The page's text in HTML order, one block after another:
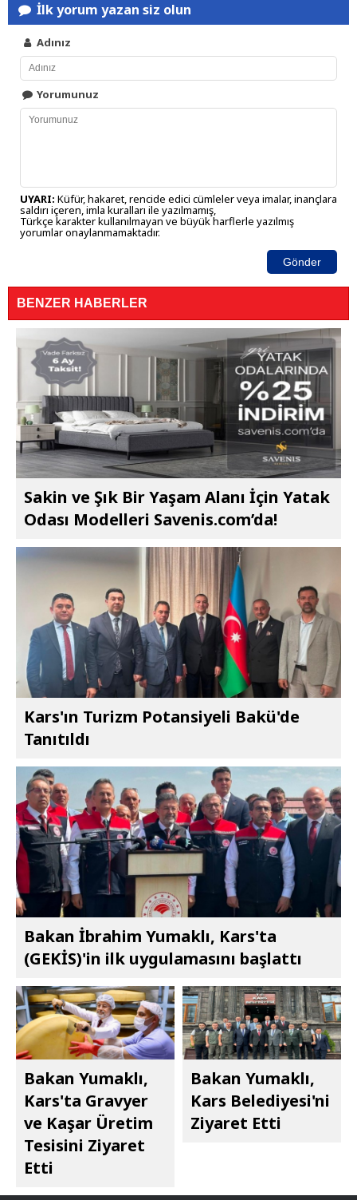
İlk yorum yazan siz olun
Adınız
Yorumunuz
UYARI: Küfür, hakaret, rencide edici cümleler veya imalar, inançlara
saldırı içeren, imla kuralları ile yazılmamış,
Türkçe karakter kullanılmayan ve büyük harflerle yazılmış
yorumlar onaylanmamaktadır.
Gönder
BENZER HABERLER
Sakin ve Şık Bir Yaşam Alanı İçin Yatak
Odası Modelleri Savenis.com’da!
Kars'ın Turizm Potansiyeli Bakü'de
Tanıtıldı
Bakan İbrahim Yumaklı, Kars'ta
(GEKİS)'in ilk uygulamasını başlattı
Bakan Yumaklı,
Kars'ta Gravyer
ve Kaşar Üretim
Tesisini Ziyaret
Etti
Bakan Yumaklı,
Kars Belediyesi'ni
Ziyaret Etti